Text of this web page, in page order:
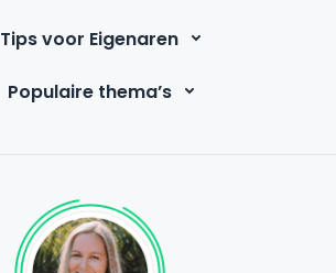
Tips voor Eigenaren
Populaire thema’s